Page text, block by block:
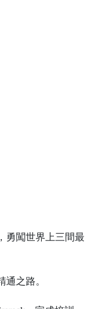
勇闖世界上三間最
之路。